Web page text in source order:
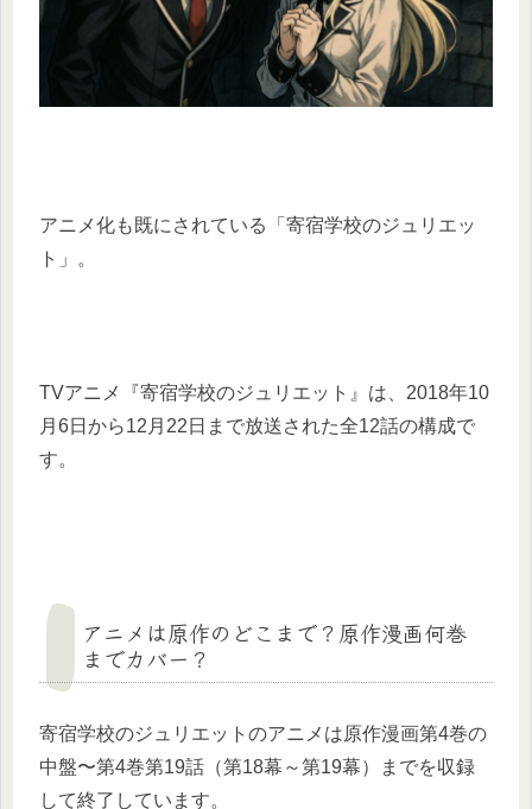
アニメ化も既にされている「寄宿学校のジュリエッ
ト」。
TVアニメ『寄宿学校のジュリエット』は、2018年10
月6日から12月22日まで放送された全12話の構成で
す。
アニメは原作のどこまで？原作漫画何巻
までカバー？
寄宿学校のジュリエットのアニメは原作漫画第4巻の
中盤〜第4巻第19話（第18幕～第19幕）までを収録
して終了しています。